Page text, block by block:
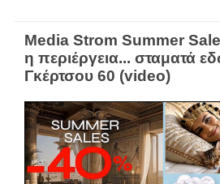
Media Strom Summer
η περιέργεια... σταματά
Γκέρτσου 60 (video)